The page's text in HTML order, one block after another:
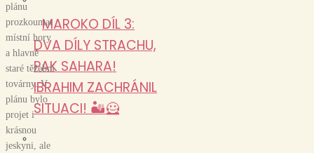
MAROKO DÍL 3:
DVA DÍLY STRACHU,
PAK SAHARA!
IBRAHIM ZACHRÁNIL
SITUACI! 🏜️🦸
plánu
prozkoumat
místní hory
a hlavně
staré těžební
továrny. V
plánu bylo
projet i
krásnou
jeskyni, ale